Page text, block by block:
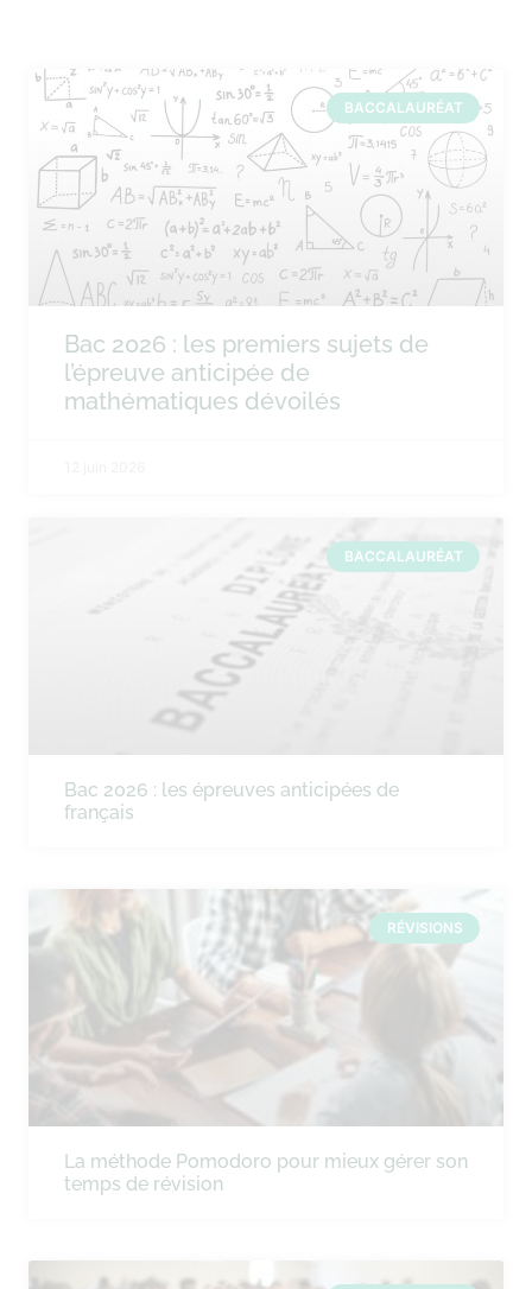
BACCALAURÉAT
Bac 2026 : les premiers sujets de
l’épreuve anticipée de
mathématiques dévoilés
BACCALAURÉAT
Bac 2026 : les épreuves anticipées de
français
RÉVISIONS
La méthode Pomodoro pour mieux gérer son
temps de révision